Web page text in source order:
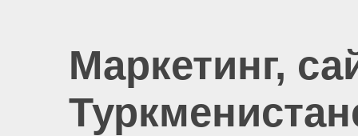
Маркетинг,